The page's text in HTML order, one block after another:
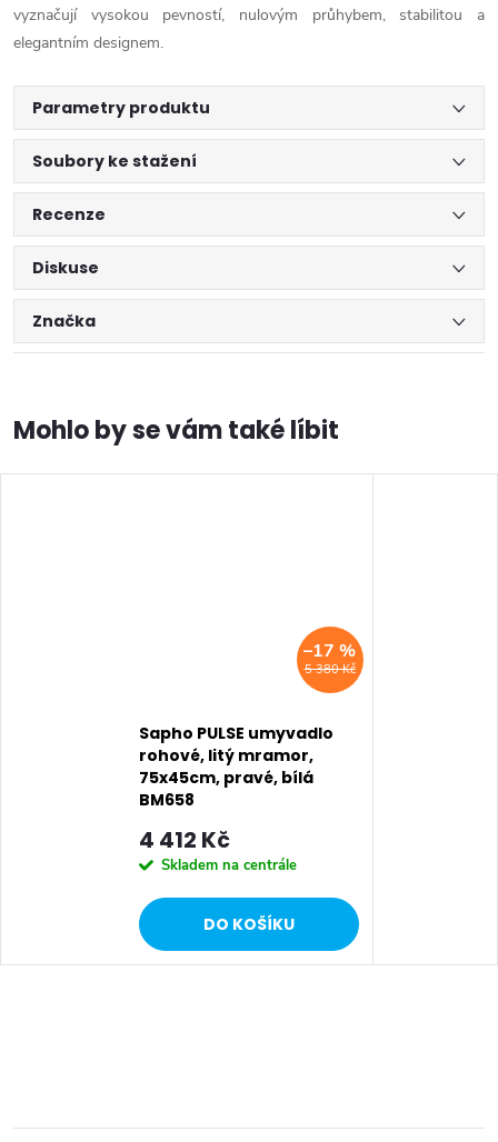
vyznačují vysokou pevností, nulovým průhybem, stabilitou a
elegantním designem.
Parametry produktu
Soubory ke stažení
Recenze
Diskuse
Značka
5 380 Kč
–17 %
Sapho PULSE umyvadlo
rohové, litý mramor,
75x45cm, pravé, bílá
BM658
4 412 Kč
Skladem na centrále
DO KOŠÍKU